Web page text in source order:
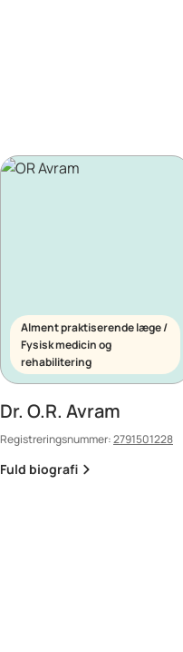
Alment praktiserende læge /
Fysisk medicin og
rehabilitering
Dr. O.R. Avram
Registreringsnummer:2791501228
Fuld biografi